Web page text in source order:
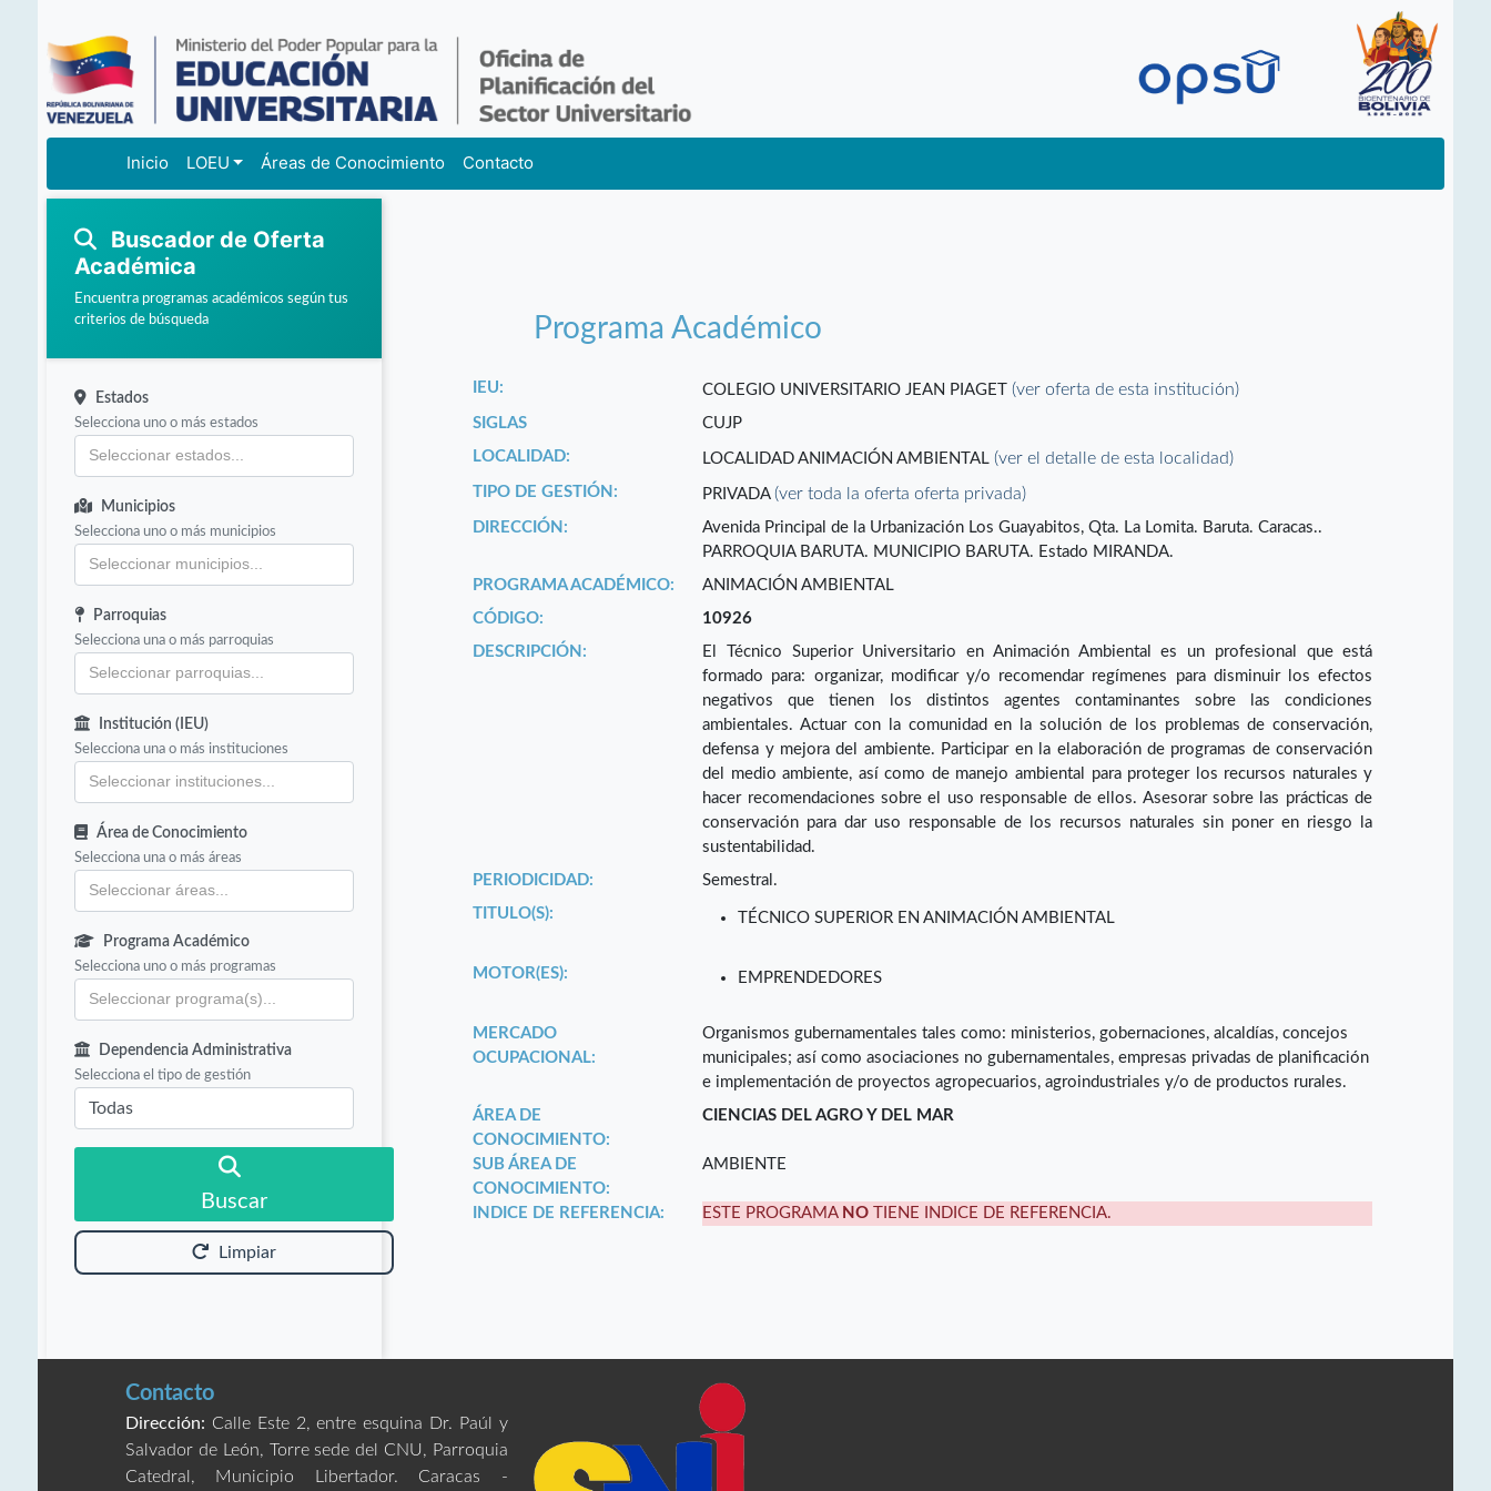
Inicio LOEU Áreas de Conocimiento Contacto
Buscador de Oferta
Académica
Encuentra programas académicos según tus
criterios de búsqueda
Estados
Selecciona uno o más estados
Municipios
Selecciona uno o más municipios
Parroquias
Selecciona una o más parroquias
Institución (IEU)
Selecciona una o más instituciones
Área de Conocimiento
Selecciona una o más áreas
Programa Académico
Selecciona uno o más programas
Dependencia Administrativa
Selecciona el tipo de gestión
Buscar
Limpiar
Programa Académico
IEU: COLEGIO UNIVERSITARIO JEAN PIAGET(ver oferta de esta institución)
SIGLAS
CUJP
LOCALIDAD:
LOCALIDAD ANIMACIÓN AMBIENTAL(ver el detalle de esta localidad)
TIPO DE GESTIÓN: PRIVADA(ver toda la oferta oferta privada)
DIRECCIÓN:
Avenida Principal de la Urbanización Los Guayabitos, Qta. La Lomita. Baruta. Caracas..
PARROQUIA BARUTA. MUNICIPIO BARUTA. Estado MIRANDA.
PROGRAMA ACADÉMICO:
ANIMACIÓN AMBIENTAL
CÓDIGO:
10926
DESCRIPCIÓN:
El Técnico Superior Universitario en Animación Ambiental es un profesional que está
formado para: organizar, modificar y/o recomendar regímenes para disminuir los efectos
negativos que tienen los distintos agentes contaminantes sobre las condiciones
ambientales. Actuar con la comunidad en la solución de los problemas de conservación,
defensa y mejora del ambiente. Participar en la elaboración de programas de conservación
del medio ambiente, así como de manejo ambiental para proteger los recursos naturales y
hacer recomendaciones sobre el uso responsable de ellos. Asesorar sobre las prácticas de
conservación para dar uso responsable de los recursos naturales sin poner en riesgo la
sustentabilidad.
PERIODICIDAD:
Semestral.
TITULO(S):
TÉCNICO SUPERIOR EN ANIMACIÓN AMBIENTAL
MOTOR(ES): EMPRENDEDORES
MERCADO
OCUPACIONAL:
Organismos gubernamentales tales como: ministerios, gobernaciones, alcaldías, concejos
municipales; así como asociaciones no gubernamentales, empresas privadas de planificación
e implementación de proyectos agropecuarios, agroindustriales y/o de productos rurales.
ÁREA DE
CONOCIMIENTO:
CIENCIAS DEL AGRO Y DEL MAR
SUB ÁREA DE
CONOCIMIENTO:
AMBIENTE
INDICE DE REFERENCIA: ESTE PROGRAMA NO TIENE INDICE DE REFERENCIA.
Contacto
Dirección: Calle Este 2, entre esquina Dr. Paúl y
Salvador de León, Torre sede del CNU, Parroquia
Catedral, Municipio Libertador. Caracas -